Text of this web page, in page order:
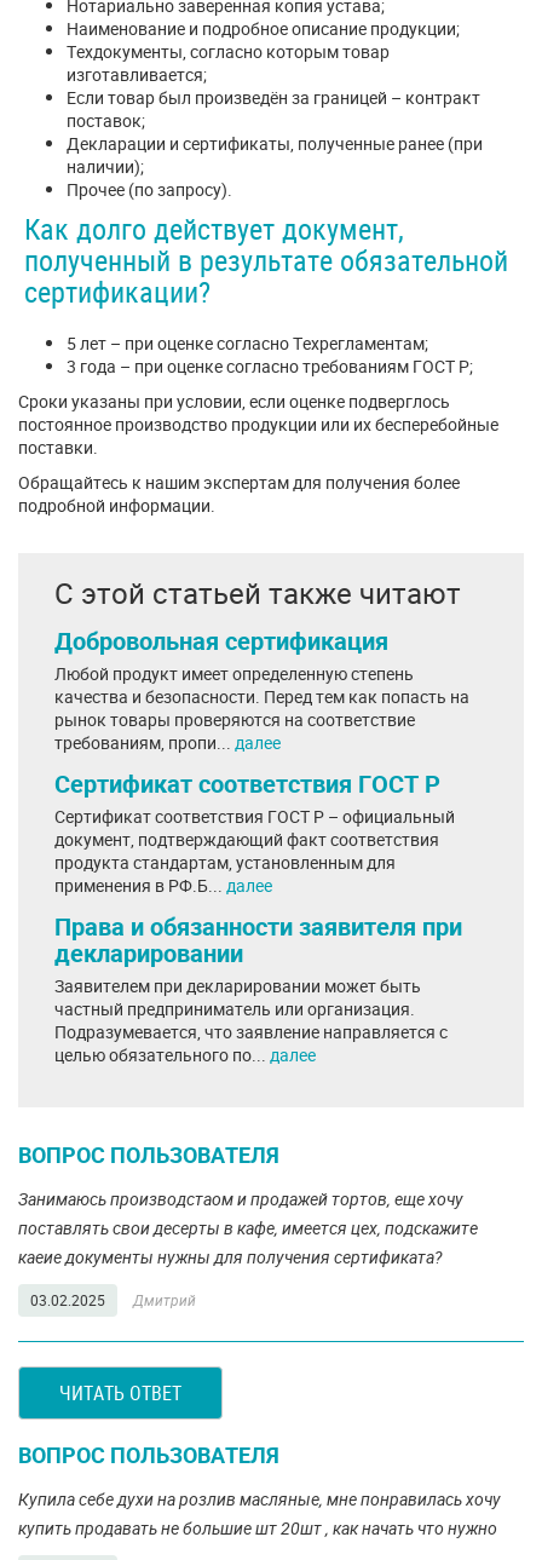
Нотариально заверенная копия устава;
Наименование и подробное описание продукции;
Техдокументы, согласно которым товар
изготавливается;
Если товар был произведён за границей – контракт
поставок;
Декларации и сертификаты, полученные ранее (при
наличии);
Прочее (по запросу).
Как долго действует документ,
полученный в результате обязательной
сертификации?
5 лет – при оценке согласно Техрегламентам;
3 года – при оценке согласно требованиям ГОСТ Р;
Сроки указаны при условии, если оценке подверглось
постоянное производство продукции или их бесперебойные
поставки.
Обращайтесь к нашим экспертам для получения более
подробной информации.
С этой статьей также читают
Добровольная сертификация
Любой продукт имеет определенную степень
качества и безопасности. Перед тем как попасть на
рынок товары проверяются на соответствие
требованиям, пропи... далее
Сертификат соответствия ГОСТ Р
Сертификат соответствия ГОСТ Р – официальный
документ, подтверждающий факт соответствия
продукта стандартам, установленным для
применения в РФ.Б... далее
Права и обязанности заявителя при
декларировании
Заявителем при декларировании может быть
частный предприниматель или организация.
Подразумевается, что заявление направляется с
целью обязательного по... далее
ВОПРОС ПОЛЬЗОВАТЕЛЯ
Занимаюсь производстаом и продажей тортов, еще хочу
поставлять свои десерты в кафе, имеется цех, подскажите
каеие документы нужны для получения сертификата?
03.02.2025 Дмитрий
ЧИТАТЬ ОТВЕТ
ВОПРОС ПОЛЬЗОВАТЕЛЯ
Купила себе духи на розлив масляные, мне понравилась хочу
купить продавать не большие шт 20шт , как начать что нужно